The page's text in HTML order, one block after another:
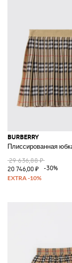
BURBERRY
Плиссированная
29 636,88 ₽
20 746,00 ₽
-30%